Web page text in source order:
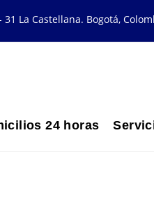
La Castellana. Bogotá,
24 horas